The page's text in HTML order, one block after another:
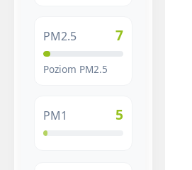
PM2.5 7
Poziom PM2.5
PM1 5